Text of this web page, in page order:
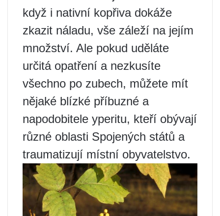
když i nativní kopřiva dokáže
zkazit náladu, vše záleží na jejím
množství. Ale pokud uděláte
určitá opatření a nezkusíte
všechno po zubech, můžete mít
nějaké blízké příbuzné a
napodobitele yperitu, kteří obývají
různé oblasti Spojených států a
traumatizují místní obyvatelstvo.